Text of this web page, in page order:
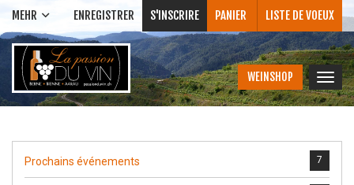
MEHR ENREGISTRER S'INSCRIRE PANIER LISTE DE VOEUX
WEINSHOP
la
Prochains événements 7